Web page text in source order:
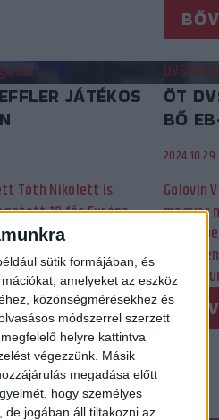
sütik formájában, és
amelyeket az eszköz
közönségmérésekhez és
módszerrel szerzett
helyre kattintva
végezzünk. Másik
megadása előtt
hogy személyes
de jogában áll tiltakozni az
JÁTÉKOS
Tóth Nikolett is
19 fős Európa-
16 játékos
DVSC
ÖT
BŐ
2024.10.29.
Golovin
magyar
hazai
17 »